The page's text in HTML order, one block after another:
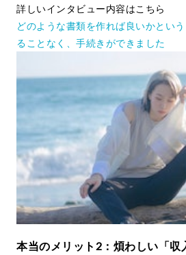
詳しいインタビュー内容はこちら
どのような書類を作れば良いかとい
ることなく、手続きができました
本当のメリット2：煩わしい「収